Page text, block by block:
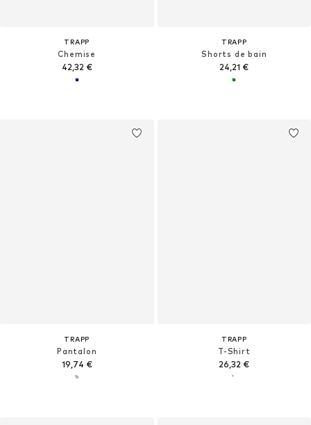
TRAPP
Chemise
42,32 €
TRAPP
Shorts de bain
24,21 €
TRAPP
Pantalon
19,74 €
TRAPP
T-Shirt
26,32 €